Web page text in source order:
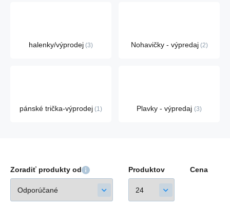
halenky/výprodej 3 Nohavičky - výpredaj 2
pánské trička-výprodej 1 Plavky - výpredaj 3
Zoradiť produkty od Produktov Cena